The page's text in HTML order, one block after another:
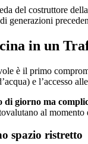
del costruttore
generazioni
in un
è il primo
e l’accesso
giorno ma
al momento
spazio ristretto